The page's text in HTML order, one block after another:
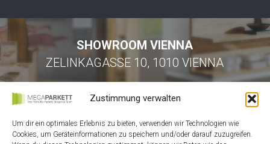
Zustimmung verwalten
Um dir ein optimales Erlebnis zu bieten, verwenden wir Technologien wie
Cookies, um Geräteinformationen zu speichern und/oder darauf zuzugreifen.
SHOWROOM VIENNA
ZELINKAGASSE 10, 1010 VIENNA